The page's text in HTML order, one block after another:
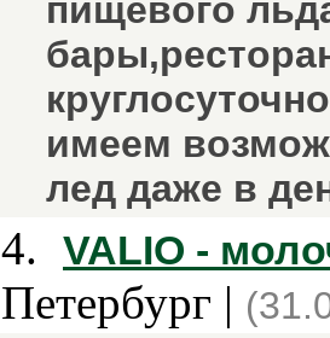
пищевого
имеем
лед даже в
4. VALIO -
Петербург |